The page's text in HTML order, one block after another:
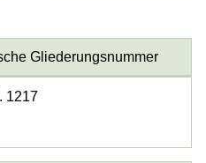
Gliederungsnummer
1217